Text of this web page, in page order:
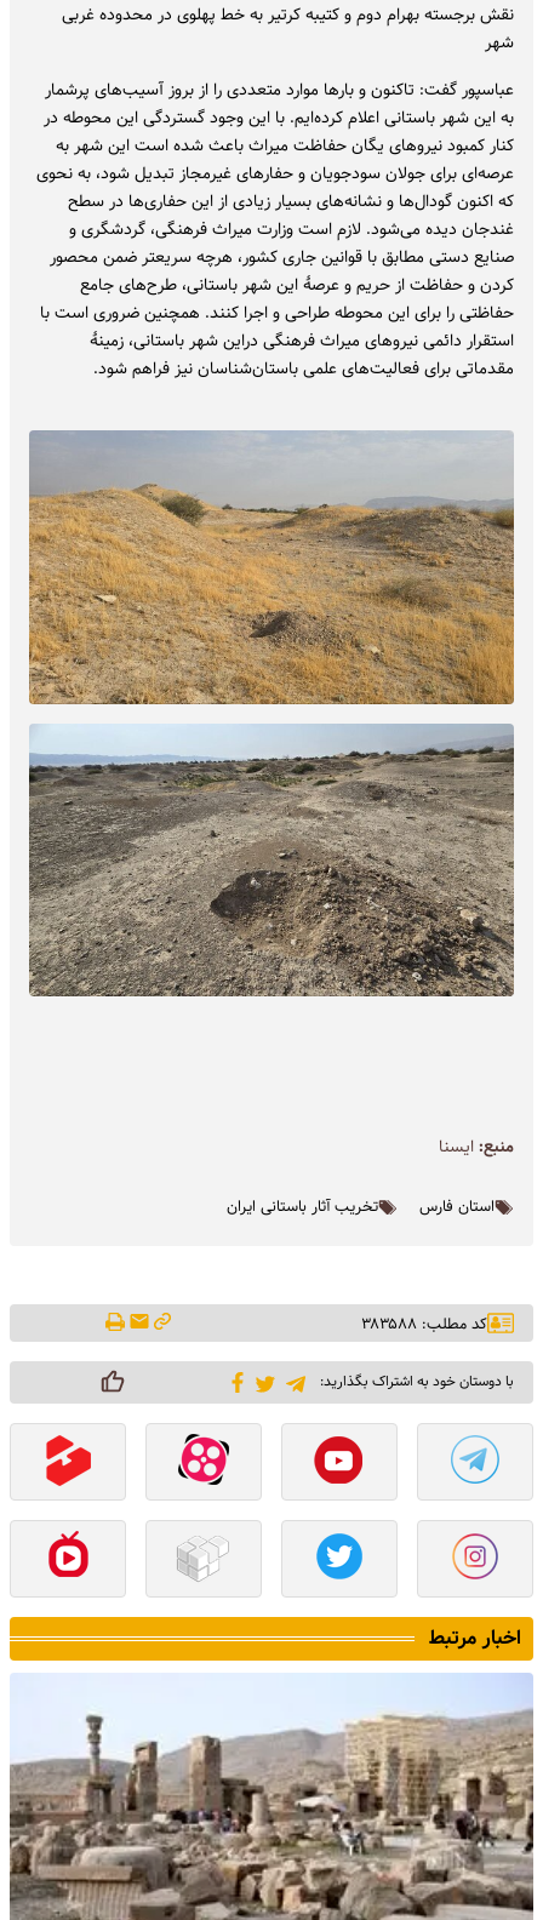
نقش برجسته بهرام دوم و کتیبه کرتیر به خط پهلوی در محدوده غربی
شهر
عباسپور گفت: تاکنون و بارها موارد متعددی را از بروز آسیب‌های پرشمار
به این شهر باستانی اعلام کرده‌ایم. با این وجود گستردگی این محوطه در
کنار کمبود نیروهای یگان حفاظت میراث باعث شده است این شهر به
عرصه‌ای برای جولان سودجویان و حفارهای غیرمجاز تبدیل شود، به نحوی
که اکنون گودال‌ها و نشانه‌های بسیار زیادی از این حفاری‌ها در سطح
غندجان دیده می‌شود. لازم است وزارت میراث‌ فرهنگی، گردشگری و
صنایع‌ دستی مطابق با قوانین جاری کشور، هرچه سریعتر ضمن محصور
کردن و حفاظت از حریم و عرصۀ این شهر باستانی، طرح‌های جامع
حفاظتی را برای این محوطه طراحی و اجرا کنند. همچنین ضروری است با
استقرار دائمی نیروهای میراث‌ فرهنگی دراین شهر باستانی، زمینۀ
مقدماتی برای فعالیت‌های علمی باستان‌شناسان نیز فراهم شود.
منبع:ايسنا
استان فارس تخریب آثار باستانی ایران
کد مطلب: ۳۸۳۵۸۸
با دوستان خود به اشتراک بگذارید:
اخبار مرتبط